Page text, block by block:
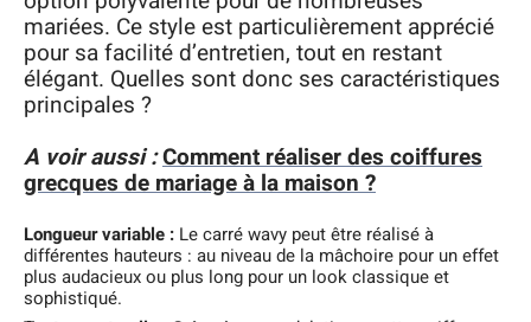
mariées. Ce style est particulièrement apprécié
pour sa facilité d’entretien, tout en restant
élégant. Quelles sont donc ses caractéristiques
principales ?
A voir aussi :Comment réaliser des coiffures
grecques de mariage à la maison ?
Longueur variable : Le carré wavy peut être réalisé à
différentes hauteurs : au niveau de la mâchoire pour un effet
plus audacieux ou plus long pour un look classique et
sophistiqué.